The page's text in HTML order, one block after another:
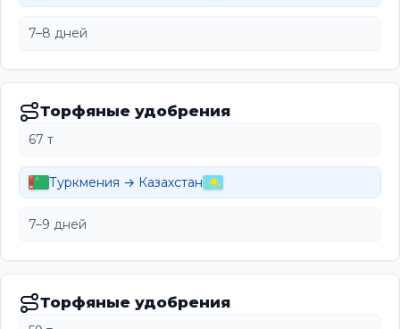
7–8 дней
Торфяные удобрения
67 т
Туркмения → Казахстан
7–9 дней
Торфяные удобрения